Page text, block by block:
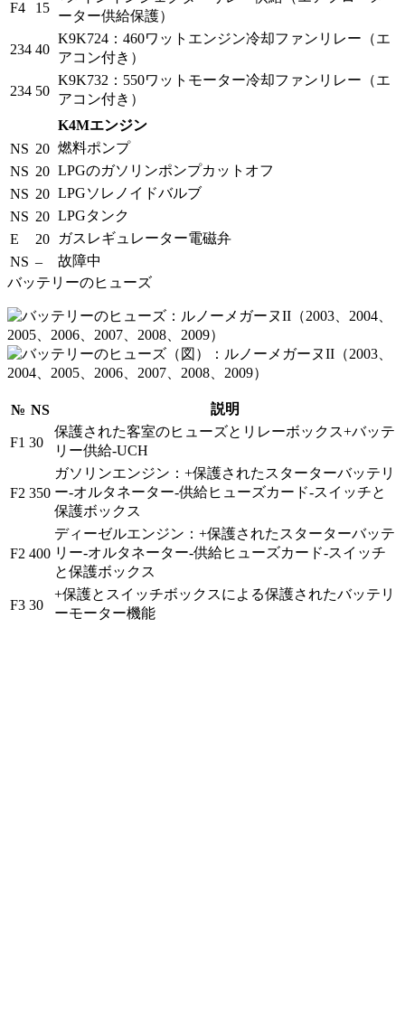
F4 15
ーター供給保護）
234 40
K9K724：460ワットエンジン冷却ファンリレー（エ
アコン付き）
234 50
K9K732：550ワットモーター冷却ファンリレー（エ
アコン付き）
K4Mエンジン
NS 20 燃料ポンプ
NS 20 LPGのガソリンポンプカットオフ
NS 20 LPGソレノイドバルブ
NS 20 LPGタンク
E
20
ガスレギュレーター電磁弁
NS –
故障中
バッテリーのヒューズ
№ NS 説明
F1 30
保護された客室のヒューズとリレーボックス+バッテ
リー供給-UCH
F2 350
ガソリンエンジン：+保護されたスターターバッテリ
ー-オルタネーター-供給ヒューズカード-スイッチと
保護ボックス
F2 400
ディーゼルエンジン：+保護されたスターターバッテ
リー-オルタネーター-供給ヒューズカード-スイッチ
と保護ボックス
F3 30
+保護とスイッチボックスによる保護されたバッテリ
ーモーター機能